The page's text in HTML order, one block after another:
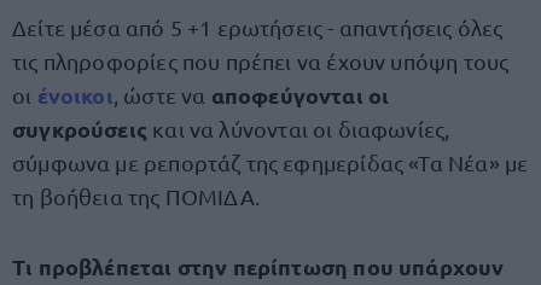
Δείτε μέσα από 5 +1 ερωτήσεις - απαντήσεις όλες
τις πληροφορίες που πρέπει να έχουν υπόψη τους
οι ένοικοι , ώστε να αποφεύγονται οι
συγκρούσεις και να λύνονται οι διαφωνίες,
σύμφωνα με ρεπορτάζ της εφημερίδας «Τα Νέα» με
τη βοήθεια της ΠΟΜΙΔΑ.
Τι προβλέπεται στην περίπτωση που υπάρχουν